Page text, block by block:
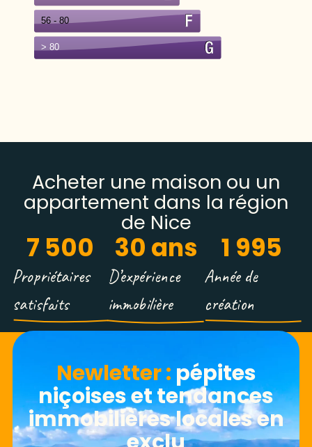
Acheter une maison ou un
appartement dans la région
de Nice
Propriétaires
satisfaits
7 500
D’expérience
immobilière
30 ans
Année de
création
1 995
Newletter​ : pépites
niçoises et tendances
immobilières locales en